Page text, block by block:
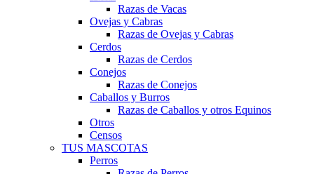
Razas de Vacas
Ovejas y Cabras
Razas de Ovejas y Cabras
Cerdos
Razas de Cerdos
Conejos
Razas de Conejos
Caballos y Burros
Razas de Caballos y otros Equinos
Otros
Censos
TUS MASCOTAS
Perros